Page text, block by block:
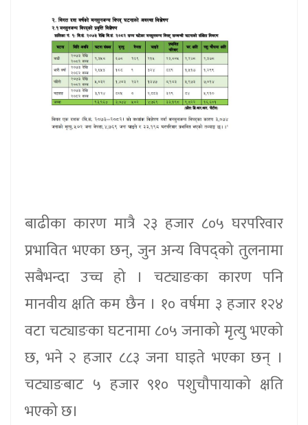
बाढीका कारण मात्रै २३ हजार ८०५ घरपरिवार
प्रभावित भएका छन्, जुन अन्य विपद्को तुलनामा
सबैभन्दा उच्च हो । चट्याङका कारण पनि
मानवीय क्षति कम छैन । १० वर्षमा ३ हजार १२४
वटा चट्याङका घटनामा ८०५ जनाको मृत्यु भएको
छ, भने २ हजार ८८३ जना घाइते भएका छन् ।
चट्याङबाट ५ हजार ९१० पशुचौपायाको क्षति
भएको छ।